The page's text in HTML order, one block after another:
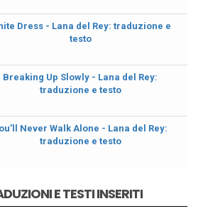
Dress - Lana del Rey: traduzione e
testo
Breaking Up Slowly - Lana del Rey:
traduzione e testo
Never Walk Alone - Lana del Rey:
traduzione e testo
E TESTI INSERITI